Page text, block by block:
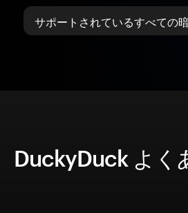
サポートされているすべての
DuckyDuck よく